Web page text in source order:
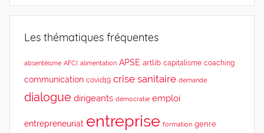
Les thématiques fréquentes
absentéisme AFCI alimentation APSE artlib capitalisme coaching
communication covid19 crise sanitaire demande
dialogue dirigeants démocratie emploi
entrepreneuriat entreprise formation genre